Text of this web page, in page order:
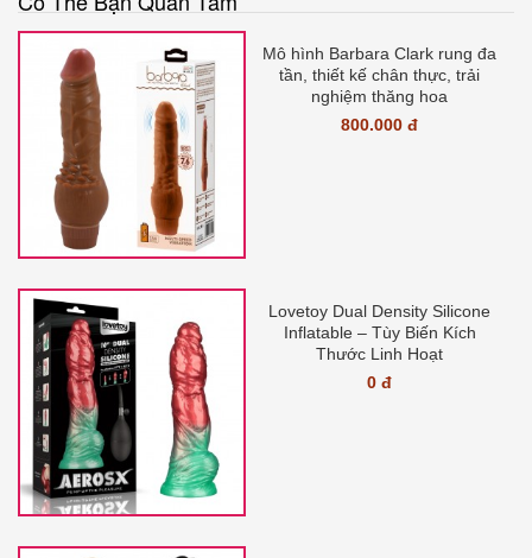
Mô hình Barbara Clark rung đa
tần, thiết kế chân thực, trải
nghiệm thăng hoa
800.000 đ
Lovetoy Dual Density Silicone
Inflatable – Tùy Biến Kích
Thước Linh Hoạt
0 đ